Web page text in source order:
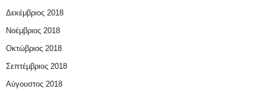
Δεκέμβριος 2018
Νοέμβριος 2018
Οκτώβριος 2018
Σεπτέμβριος 2018
Αύγουστος 2018